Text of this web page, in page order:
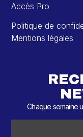
Accès Pro
Politique de
Mentions légales
Chaque semaine